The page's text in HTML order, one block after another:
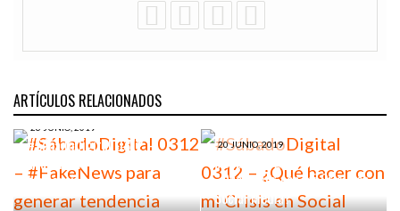
ARTÍCULOS RELACIONADOS
26 JUNIO, 2019
#SábadoDigital 0312 –
#FakeNews para generar
tendencia
20 JUNIO, 2019
#SábadoDigital 0312 –
¿Qué hacer con mi Crisis en
Social Media?